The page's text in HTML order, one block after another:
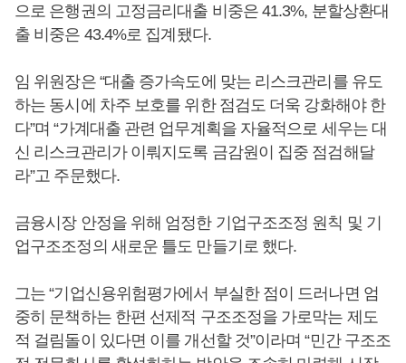
으로 은행권의 고정금리대출 비중은 41.3%, 분할상환대
출 비중은 43.4%로 집계됐다.
임 위원장은 “대출 증가속도에 맞는 리스크관리를 유도
하는 동시에 차주 보호를 위한 점검도 더욱 강화해야 한
다”며 “가계대출 관련 업무계획을 자율적으로 세우는 대
신 리스크관리가 이뤄지도록 금감원이 집중 점검해달
라”고 주문했다.
금융시장 안정을 위해 엄정한 기업구조조정 원칙 및 기
업구조조정의 새로운 틀도 만들기로 했다.
그는 “기업신용위험평가에서 부실한 점이 드러나면 엄
중히 문책하는 한편 선제적 구조조정을 가로막는 제도
적 걸림돌이 있다면 이를 개선할 것”이라며 “민간 구조조